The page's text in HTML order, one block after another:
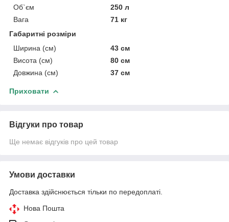
Об`єм
250 л
Вага
71 кг
Габаритні розміри
Ширина (см)
43 см
Висота (см)
80 см
Довжина (см)
37 см
Приховати
Відгуки про товар
Ще немає відгуків про цей товар
Умови доставки
Доставка здійснюється тільки по передоплаті.
Нова Пошта